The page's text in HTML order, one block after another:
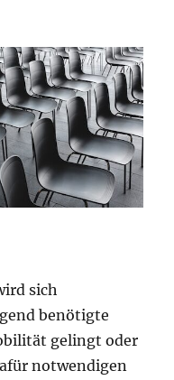
sich
benötigte
gelingt oder
notwendigen